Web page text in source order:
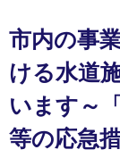
市内の事
ける水道
います～
等の応急